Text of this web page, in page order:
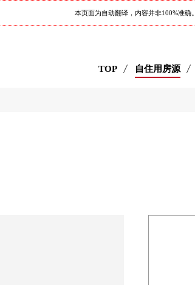
本页面为自动翻译，内容并非100%准确。
TOP 自住用房源